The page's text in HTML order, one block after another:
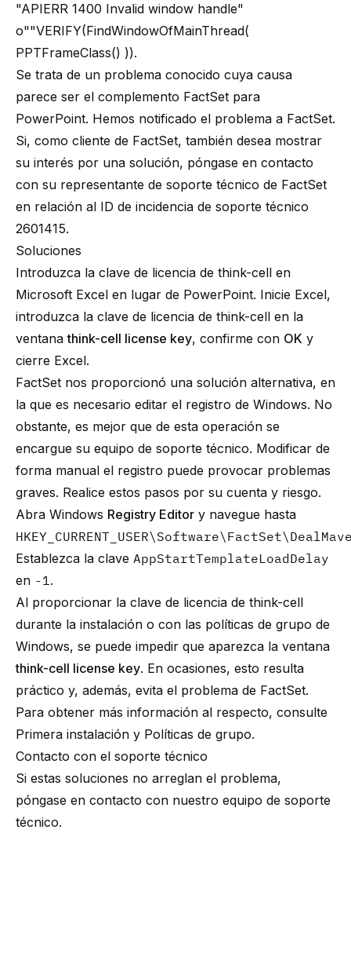
"APIERR 1400 Invalid window handle"
o""VERIFY(FindWindowOfMainThread(
PPTFrameClass() )).
Se trata de un problema conocido cuya causa
parece ser el complemento FactSet para
PowerPoint. Hemos notificado el problema a FactSet.
Si, como cliente de FactSet, también desea mostrar
su interés por una solución, póngase en contacto
con su representante de soporte técnico de FactSet
en relación al ID de incidencia de soporte técnico
2601415.
Soluciones
Introduzca la clave de licencia de think-cell en
Microsoft Excel en lugar de PowerPoint. Inicie Excel,
introduzca la clave de licencia de think-cell en la
ventanathink-cell license key, confirme con OK y
cierre Excel.
FactSet nos proporcionó una solución alternativa, en
la que es necesario editar el registro de Windows. No
obstante, es mejor que de esta operación se
encargue su equipo de soporte técnico. Modificar de
forma manual el registro puede provocar problemas
graves. Realice estos pasos por su cuenta y riesgo.
Abra Windows Registry Editor y navegue hasta
Establezca la clave AppStartTemplateLoadDelay
en -1.
Al proporcionar la clave de licencia de think-cell
durante la instalación o con las políticas de grupo de
Windows, se puede impedir que aparezca la ventana
think-cell license key. En ocasiones, esto resulta
práctico y, además, evita el problema de FactSet.
Para obtener más información al respecto, consulte
Primera instalación y Políticas de grupo.
Contacto con el soporte técnico
Si estas soluciones no arreglan el problema,
póngase en contacto con nuestro equipo de soporte
técnico.